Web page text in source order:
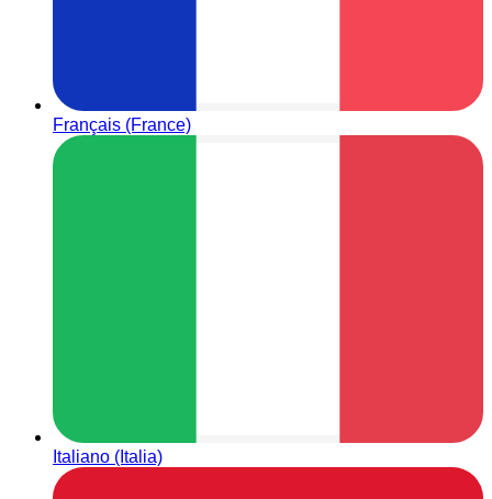
Français (France)
Italiano (Italia)